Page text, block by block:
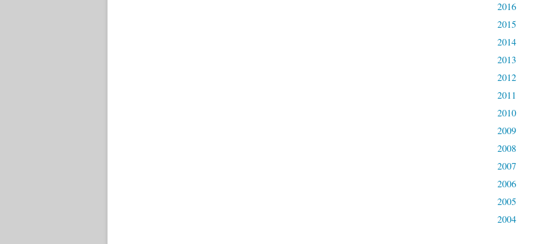
2016
2015
2014
2013
2012
2011
2010
2009
2008
2007
2006
2005
2004